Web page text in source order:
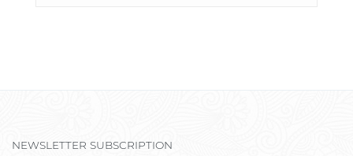
NEWSLETTER SUBSCRIPTION